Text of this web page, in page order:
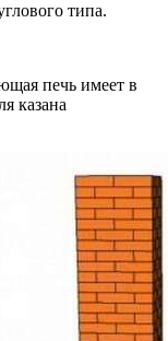
типа.
печь имеет в
казана